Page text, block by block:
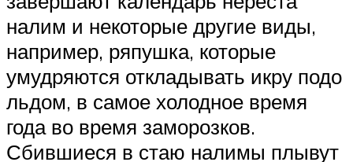
налим и некоторые другие виды,
например, ряпушка, которые
умудряются откладывать икру подо
льдом, в самое холодное время
года во время заморозков.
Сбившиеся в стаю налимы плывут